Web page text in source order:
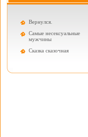
Вернулся.
Самые несексуальные
мужчины
Cказка сказочная